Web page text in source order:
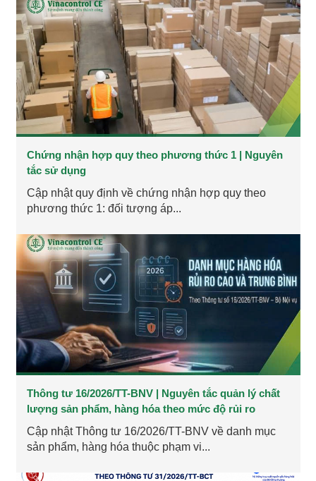
Chứng nhận hợp quy theo phương thức 1 | Nguyên
tắc sử dụng
Cập nhật quy định về chứng nhận hợp quy theo
phương thức 1: đối tượng áp...
Thông tư 16/2026/TT-BNV | Nguyên tắc quản lý chất
lượng sản phẩm, hàng hóa theo mức độ rủi ro
Cập nhật Thông tư 16/2026/TT-BNV về danh mục
sản phẩm, hàng hóa thuộc phạm vi...